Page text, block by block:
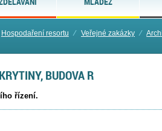
Hospodaření resortu ⁄ Veřejné zakázky ⁄
BUDOVA R
řízení.